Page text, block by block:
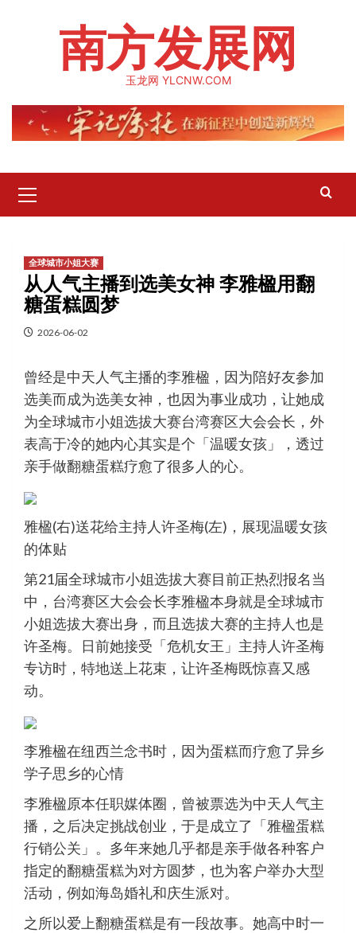
南方发展网
玉龙网 YLCNW.COM
Menu
全球城市小姐大赛
从人气主播到选美女神 李雅楹用翻
糖蛋糕圆梦
2026-06-02
曾经是中天人气主播的李雅楹，因为陪好友参加
选美而成为选美女神，也因为事业成功，让她成
为全球城市小姐选拔大赛台湾赛区大会会长，外
表高于冷的她内心其实是个「温暖女孩」，透过
亲手做翻糖蛋糕疗愈了很多人的心。
雅楹(右)送花给主持人许圣梅(左)，展现温暖女孩
的体贴
第21届全球城市小姐选拔大赛目前正热烈报名当
中，台湾赛区大会会长李雅楹本身就是全球城市
小姐选拔大赛出身，而且选拔大赛的主持人也是
许圣梅。日前她接受「危机女王」主持人许圣梅
专访时，特地送上花束，让许圣梅既惊喜又感
动。
李雅楹在纽西兰念书时，因为蛋糕而疗愈了异乡
学子思乡的心情
李雅楹原本任职媒体圈，曾被票选为中天人气主
播，之后决定挑战创业，于是成立了「雅楹蛋糕
行销公关」。多年来她几乎都是亲手做各种客户
指定的翻糖蛋糕为对方圆梦，也为客户举办大型
活动，例如海岛婚礼和庆生派对。
之所以爱上翻糖蛋糕是有一段故事。她高中时一